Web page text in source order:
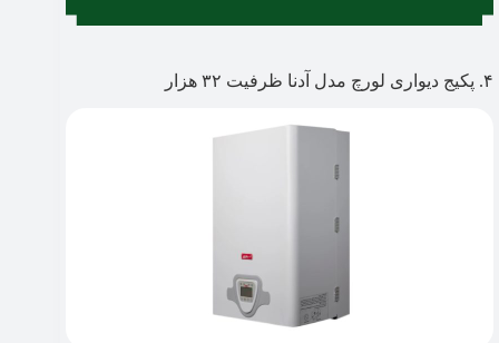
۴. پکیج دیواری لورچ مدل آدنا ظرفیت ۳۲ هزار